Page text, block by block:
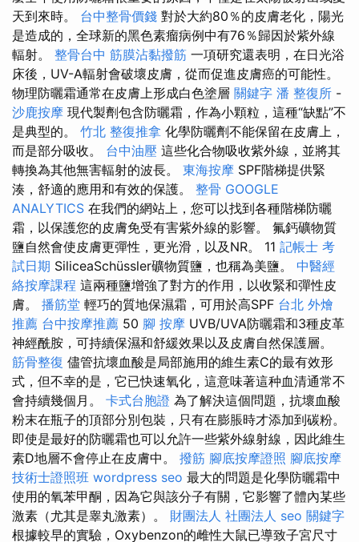
天到來時。 台中整骨價錢 對於大約80％的皮膚老化，陽光
是造成的，全球新的黑色素瘤病例中有76％歸因於紫外線
輻射。 整骨台中 筋膜沾黏撥筋 一項研究還表明，在日光浴
床後，UV-A輻射會破壞皮膚，從而促進皮膚癌的可能性。
物理防曬霜通常在皮膚上形成白色塗層 關鍵字 潘 整復所 -
沙鹿按摩 現代製劑包含防曬霜，作為小顆粒，這種“缺點”不
是典型的。 竹北 整復推拿 化學防曬劑不能保留在皮膚上，
而是部分吸收。 台中油壓 這些化合物吸收紫外線，並將其
轉換為其他無害輻射的波長。 東海按摩 SPF階梯提供緊
湊，舒適的應用和有效的保護。 整骨 GOOGLE
ANALYTICS 在我們的網站上，您可以找到各種階梯防曬
霜，以保護您的皮膚免受有害紫外線的影響。 氟鈣礦物質
鹽自然會使皮膚更彈性，更光滑，以及NR。 11 記帳士 考
試日期 SiliceaSchüssler礦物質鹽，也稱為美鹽。 中醫經
絡按摩課程 這兩種鹽增強了對方的作用，以收緊和彈性皮
膚。 播筋堂 輕巧的質地保濕霜，可用於高SPF 台北 外燴
推薦 台中按摩推薦 50 腳 按摩 UVB/UVA防曬霜和3種皮革
神經酰胺，可持續保濕和舒緩效果以及皮膚自然保護層。
筋骨整復 儘管抗壞血酸是局部施用的維生素C的最有效形
式，但不幸的是，它已快速氧化，這意味著這种血清通常不
會持續幾個月。 卡式台胞證 為了解決這個問題，抗壞血酸
粉末在瓶子的頂部分別包裝，只有在膨脹時才添加到碳粉。
即使是最好的防曬霜也可以允許一些紫外線射線，因此維生
素D地層不會停止在皮膚中。 撥筋 腳底按摩證照 腳底按摩
技術士證照班 wordpress seo 最大的問題是化學防曬霜中
使用的氧苯甲酮，因為它與該分子有關，它影響了體內某些
激素（尤其是睾丸激素）。 財團法人 社團法人 seo 關鍵字
根據較早的實驗，Oxybenzon的雌性大鼠已導致子宮尺寸